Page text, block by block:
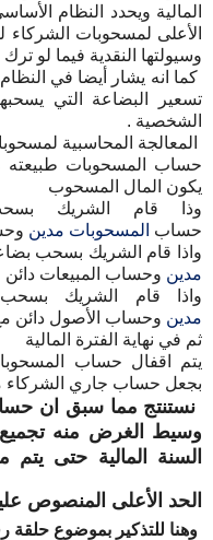
المالية ويحدد النظام
الأعلى لمسحوبات
وسيولتها النقدية فيما لو
كما انه يشار أيضا في
تسعير البضاعة التي
الشخصية .
المعالجة المحاسبية
حساب المسحوبات طبيعته
يكون المال المسحوب
وذا قام الشريك
حساب المسحوبات مدين
واذا قام الشريك بسحب
مدين وحساب المبيعات دائن
واذا قام الشريك
مدين وحساب الأصول دائن
ثم في نهاية الفترة المالية
يتم اقفال حساب
بجعل حساب جاري الشركاء
نستنتج مما سبق ان
وسيط الغرض منه
السنة المالية حتى يتم
الحد الأعلى المنصوص
وهنا للتذكير بموضوع حلقة رقم